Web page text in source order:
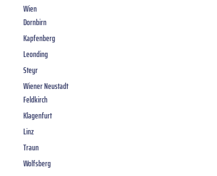
Wien
Dornbirn
Kapfenberg
Leonding
Steyr
Wiener Neustadt
Feldkirch
Klagenfurt
Linz
Traun
Wolfsberg